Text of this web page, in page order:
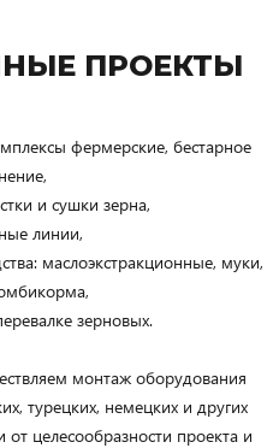
ПРОЕКТЫ
фермерские, бестарное
и сушки зерна,
линии,
маслоэкстракционные, муки,
зерновых.
монтаж оборудования
турецких, немецких и других
от целесообразности проекта и